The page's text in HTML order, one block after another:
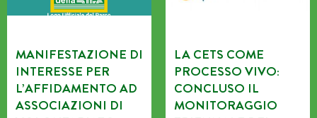
MANIFESTAZIONE DI
INTERESSE PER
L’AFFIDAMENTO AD
ASSOCIAZIONI DI
LA CETS COME
PROCESSO VIVO:
CONCLUSO IL
MONITORAGGIO